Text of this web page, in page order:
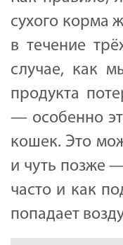
сухого корма
в течение
случае, как
продукта
— особенно
кошек. Это
и чуть позже —
часто и как
попадает